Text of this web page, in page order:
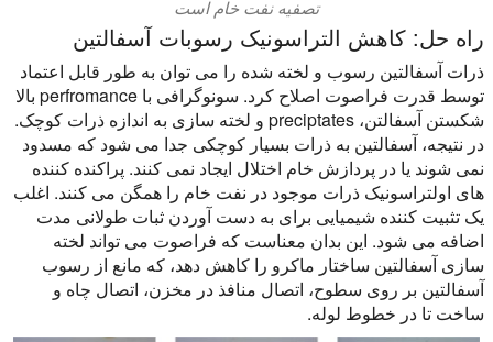
تصفیه نفت خام است
راه حل: کاهش التراسونیک رسوبات آسفالتین
ذرات آسفالتین رسوب و لخته شده را می توان به طور قابل اعتماد
توسط قدرت فراصوت اصلاح کرد. سونوگرافی با perfromance بالا
شکستن آسفالتن، preciptates و لخته سازی به اندازه ذرات کوچک.
در نتیجه، آسفالتین به ذرات بسیار کوچکی جدا می شود که مسدود
نمی شوند یا در پردازش خام اختلال ایجاد نمی کنند. پراکنده کننده
های اولتراسونیک ذرات موجود در نفت خام را همگن می کنند. اغلب
یک تثبیت کننده شیمیایی برای به دست آوردن ثبات طولانی مدت
اضافه می شود. این بدان معناست که فراصوت می تواند لخته
سازی آسفالتین ساختار ماکرو را کاهش دهد، که مانع از رسوب
آسفالتین بر روی سطوح، اتصال منافذ در مخزن، اتصال چاه و
ساخت تا در خطوط لوله.